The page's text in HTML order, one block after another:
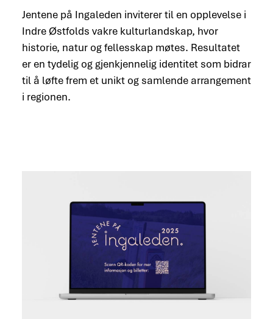
Jentene på Ingaleden inviterer til en opplevelse i
Indre Østfolds vakre kulturlandskap, hvor
historie, natur og fellesskap møtes. Resultatet
er en tydelig og gjenkjennelig identitet som bidrar
til å løfte frem et unikt og samlende arrangement
i regionen.